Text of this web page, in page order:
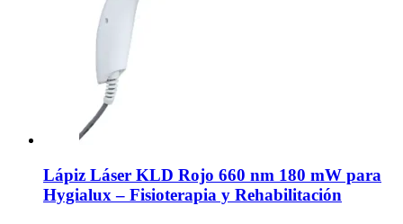
Lápiz Láser KLD Rojo 660 nm 180 mW para
Hygialux – Fisioterapia y Rehabilitación